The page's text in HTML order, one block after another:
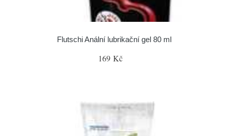
Flutschi Anální lubrikační gel 80 ml
169 Kč